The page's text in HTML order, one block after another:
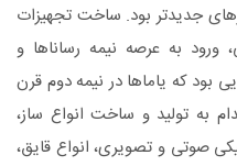
جدیدتر بود. ساخت تجهیزات
ورود به عرصه نیمه رساناها و
که یاماها در نیمه دوم قرن
به تولید و ساخت انواع ساز،
صوتی و تصویری، انواع قایق،